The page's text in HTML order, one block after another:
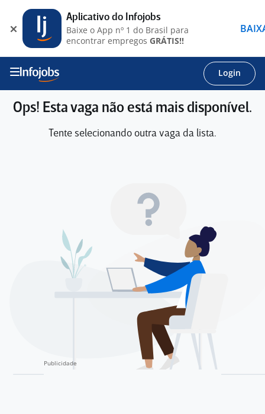
Login
Ops! Esta vaga não está mais disponível.
Tente selecionando outra vaga da lista.
Aplicativo do Infojobs
Baixe o App nº 1 do Brasil para
encontrar empregos GRÁTIS!!